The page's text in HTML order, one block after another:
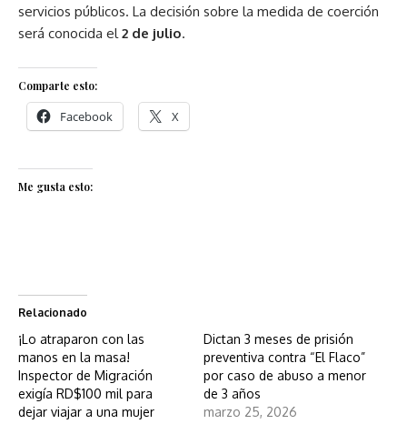
servicios públicos. La decisión sobre la medida de coerción
será conocida el2 de julio.
Comparte esto:
Facebook X
Me gusta esto:
Relacionado
¡Lo atraparon con las
manos en la masa!
Inspector de Migración
exigía RD$100 mil para
dejar viajar a una mujer
Dictan 3 meses de prisión
preventiva contra “El Flaco”
por caso de abuso a menor
de 3 años
marzo 25, 2026